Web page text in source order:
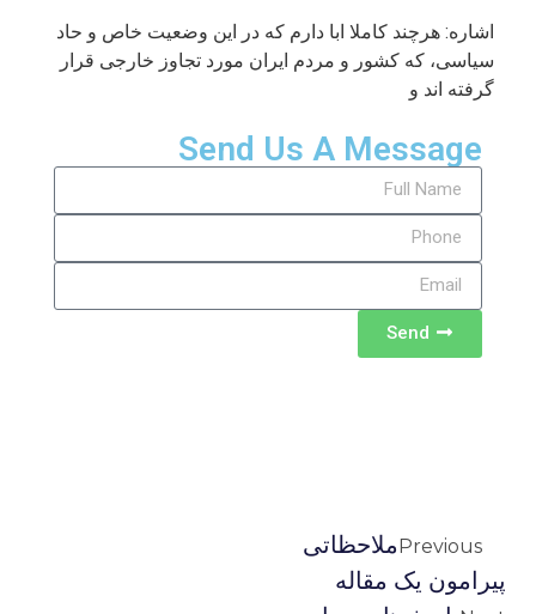
اشاره: هرچند کاملا ابا دارم که در این وضعیت خاص و حاد
سیاسی، که کشور و مردم ایران مورد تجاوز خارجی قرار
گرفته اند و
Send Us A Message
Send
Previousملاحظاتی
پیرامون یک مقاله